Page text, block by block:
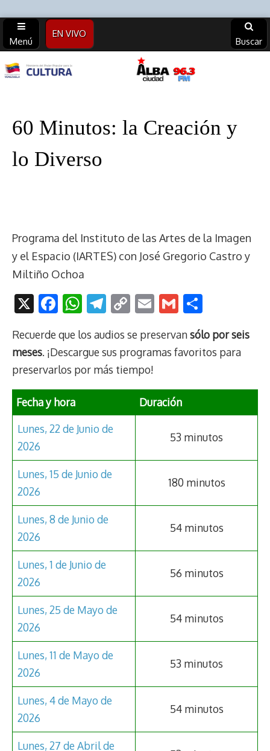
Menú
EN VIVO
Buscar
Alba
Ciudad
96.3 FM
(Archivos)
60 Minutos: la Creación y
lo Diverso
Programa del Instituto de las Artes de la Imagen
y el Espacio (IARTES) con José Gregorio Castro y
Miltiño Ochoa
X F
e
b
o
o
k
W
at
s
A
p
T
e
gr
a
C
p
y
Li
n
k
E
ai
l
G
ai
l
m
p
Recuerde que los audios se preservansólo por seis
meses. ¡Descargue sus programas favoritos para
preservarlos por más tiempo!
Fecha y hora
Duración
Lunes, 22 de Junio de
2026
53 minutos
Lunes, 15 de Junio de
2026
180 minutos
Lunes, 8 de Junio de
2026
54 minutos
Lunes, 1 de Junio de
2026
56 minutos
Lunes, 25 de Mayo de
2026
54 minutos
Lunes, 11 de Mayo de
2026
53 minutos
Lunes, 4 de Mayo de
2026
54 minutos
Lunes, 27 de Abril de